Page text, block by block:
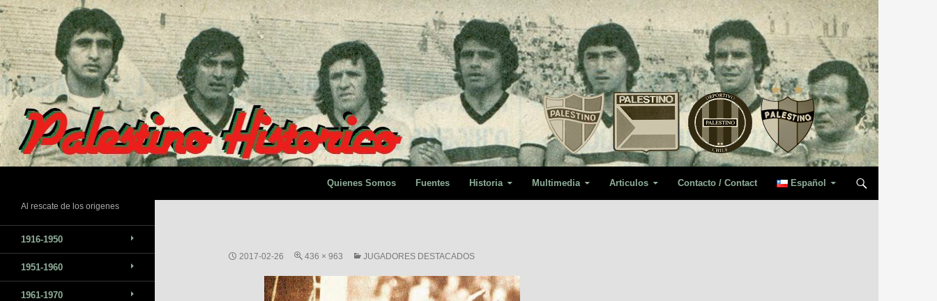
Saltar
al
contenido
Quienes Somos Fuentes Historia Multimedia Articulos Contacto / Contact Español
2017-02-26 436 × 963 JUGADORES DESTACADOS
Al rescate de los origenes
1916-1950
1951-1960
1961-1970